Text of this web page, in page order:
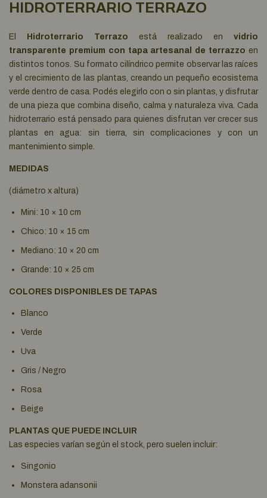
HIDROTERRARIO TERRAZO
El Hidroterrario Terrazo está realizado en vidrio
transparente premium con tapa artesanal de terrazzo en
distintos tonos. Su formato cilíndrico permite observar las raíces
y el crecimiento de las plantas, creando un pequeño ecosistema
verde dentro de casa. Podés elegirlo con o sin plantas, y disfrutar
de una pieza que combina diseño, calma y naturaleza viva. Cada
hidroterrario está pensado para quienes disfrutan ver crecer sus
plantas en agua: sin tierra, sin complicaciones y con un
mantenimiento simple.
MEDIDAS
(diámetro x altura)
Mini: 10 × 10 cm
Chico: 10 × 15 cm
Mediano: 10 × 20 cm
Grande: 10 × 25 cm
COLORES DISPONIBLES DE TAPAS
Blanco
Verde
Uva
Gris / Negro
Rosa
Beige
PLANTAS QUE PUEDE INCLUIR
Las especies varían según el stock, pero suelen incluir:
Singonio
Monstera adansonii